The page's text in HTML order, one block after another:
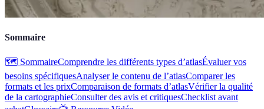
Sommaire
🗺️ SommaireComprendre les différents types d’atlasÉvaluer vos
besoins spécifiquesAnalyser le contenu de l’atlasComparer les
formats et les prixComparaison de formats d’atlasVérifier la qualité
de la cartographieConsulter des avis et critiquesChecklist avant